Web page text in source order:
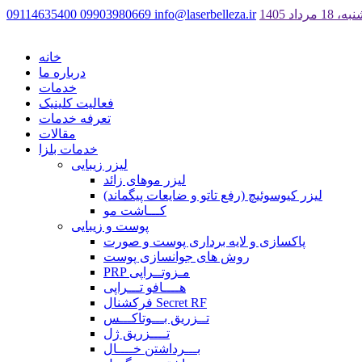
09114635400 09903980669 info@laserbelleza.ir مرداد 1405
خانه
درباره ما
خدمات
فعالیت کلینیک
تعرفه خدمات
مقالات
خدمات بلزا
لیزر زیبایی
لیزر موهای زائد
لیزر کیوسوئیچ (رفع تاتو و ضایعات پیگماند)
کـــاشت مو
پوست و زیبایی
پاکسازی و لایه برداری پوست و صورت
روش های جوانسازی پوست
PRP مـزوتــراپی
هــــافو تـــراپی
فرکشنال Secret RF
تــزریق بـــوتاکـــس
تــــزریق ژل
بـــرداشتن خــــال